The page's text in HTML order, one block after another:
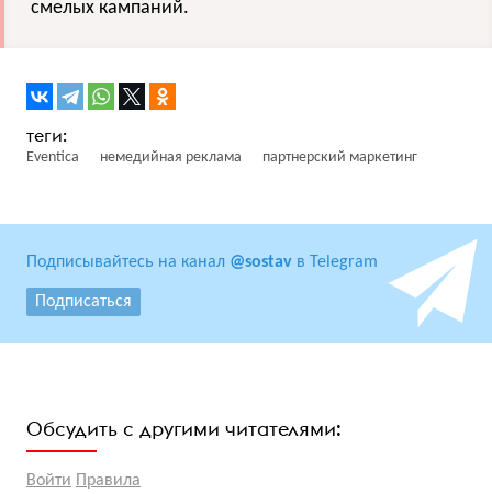
смелых кампаний.
Eventica немедийная реклама партнерский маркетинг
Подписывайтесь на канал @sostav в Telegram
Подписаться
Обсудить с другими читателями:
Войти Правила